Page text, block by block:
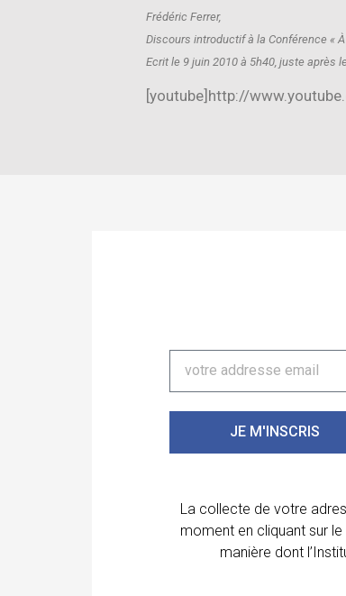
Frédéric Ferrer,
Discours introductif à la Conférence «
Ecrit le 9 juin 2010 à 5h40, juste après
[youtube]http://
JE M'INSCRIS
La collecte de votre
moment en cliquant sur
manière dont